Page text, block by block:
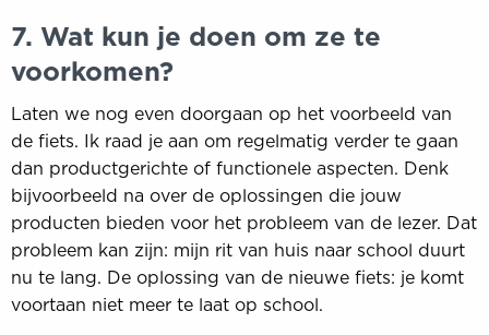
7. Wat kun je doen om ze te
voorkomen?
Laten we nog even doorgaan op het voorbeeld van
de fiets. Ik raad je aan om regelmatig verder te gaan
dan productgerichte of functionele aspecten. Denk
bijvoorbeeld na over de oplossingen die jouw
producten bieden voor het probleem van de lezer. Dat
probleem kan zijn: mijn rit van huis naar school duurt
nu te lang. De oplossing van de nieuwe fiets: je komt
voortaan niet meer te laat op school.